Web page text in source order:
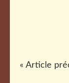
« Article